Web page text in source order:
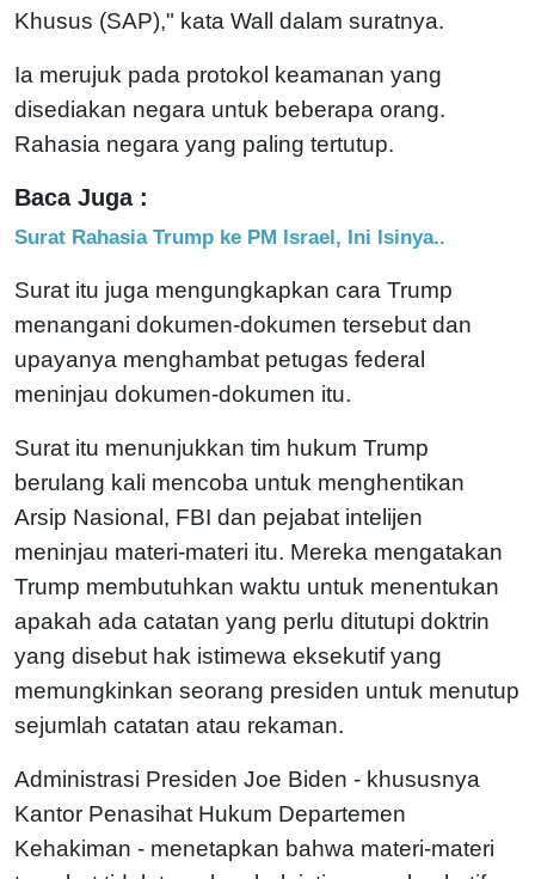
Khusus (SAP)," kata Wall dalam suratnya.
Ia merujuk pada protokol keamanan yang
disediakan negara untuk beberapa orang.
Rahasia negara yang paling tertutup.
Baca Juga :
Surat Rahasia Trump ke PM Israel, Ini Isinya..
Surat itu juga mengungkapkan cara Trump
menangani dokumen-dokumen tersebut dan
upayanya menghambat petugas federal
meninjau dokumen-dokumen itu.
Surat itu menunjukkan tim hukum Trump
berulang kali mencoba untuk menghentikan
Arsip Nasional, FBI dan pejabat intelijen
meninjau materi-materi itu. Mereka mengatakan
Trump membutuhkan waktu untuk menentukan
apakah ada catatan yang perlu ditutupi doktrin
yang disebut hak istimewa eksekutif yang
memungkinkan seorang presiden untuk menutup
sejumlah catatan atau rekaman.
Administrasi Presiden Joe Biden - khususnya
Kantor Penasihat Hukum Departemen
Kehakiman - menetapkan bahwa materi-materi